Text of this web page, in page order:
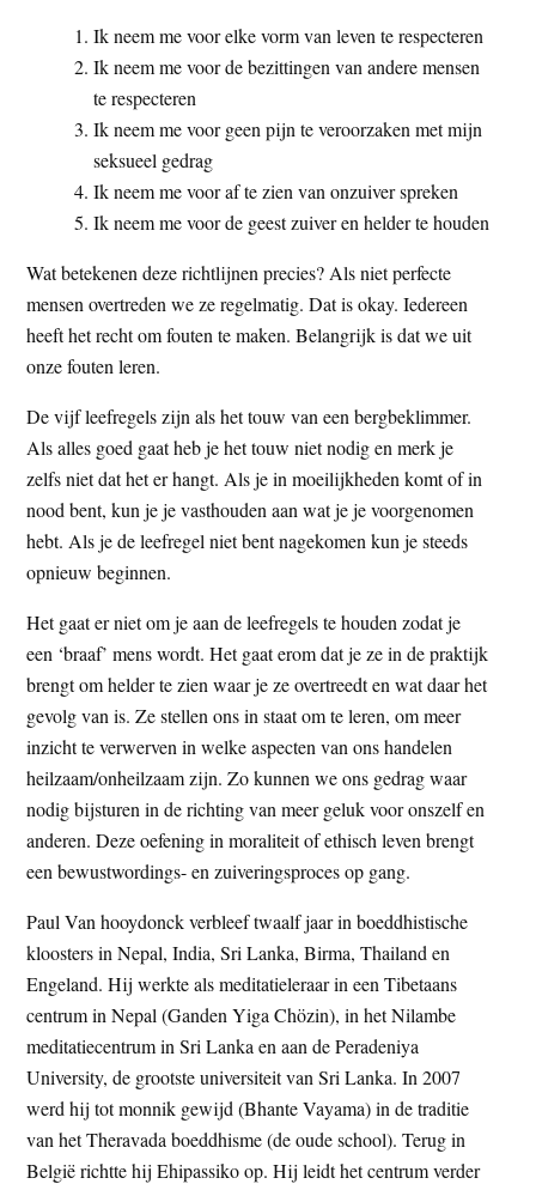
Ik neem me voor elke vorm van leven te respecteren
Ik neem me voor de bezittingen van andere mensen
te respecteren
Ik neem me voor geen pijn te veroorzaken met mijn
seksueel gedrag
Ik neem me voor af te zien van onzuiver spreken
Ik neem me voor de geest zuiver en helder te houden
Wat betekenen deze richtlijnen precies? Als niet perfecte
mensen overtreden we ze regelmatig. Dat is okay. Iedereen
heeft het recht om fouten te maken. Belangrijk is dat we uit
onze fouten leren.
De vijf leefregels zijn als het touw van een bergbeklimmer.
Als alles goed gaat heb je het touw niet nodig en merk je
zelfs niet dat het er hangt. Als je in moeilijkheden komt of in
nood bent, kun je je vasthouden aan wat je je voorgenomen
hebt. Als je de leefregel niet bent nagekomen kun je steeds
opnieuw beginnen.
Het gaat er niet om je aan de leefregels te houden zodat je
een ‘braaf’ mens wordt. Het gaat erom dat je ze in de praktijk
brengt om helder te zien waar je ze overtreedt en wat daar het
gevolg van is. Ze stellen ons in staat om te leren, om meer
inzicht te verwerven in welke aspecten van ons handelen
heilzaam/onheilzaam zijn. Zo kunnen we ons gedrag waar
nodig bijsturen in de richting van meer geluk voor onszelf en
anderen. Deze oefening in moraliteit of ethisch leven brengt
een bewustwordings- en zuiveringsproces op gang.
Paul Van hooydonck verbleef twaalf jaar in boeddhistische
kloosters in Nepal, India, Sri Lanka, Birma, Thailand en
Engeland. Hij werkte als meditatieleraar in een Tibetaans
centrum in Nepal (Ganden Yiga Chözin), in het Nilambe
meditatiecentrum in Sri Lanka en aan de Peradeniya
University, de grootste universiteit van Sri Lanka. In 2007
werd hij tot monnik gewijd (Bhante Vayama) in de traditie
van het Theravada boeddhisme (de oude school). Terug in
België richtte hij Ehipassiko op. Hij leidt het centrum verder